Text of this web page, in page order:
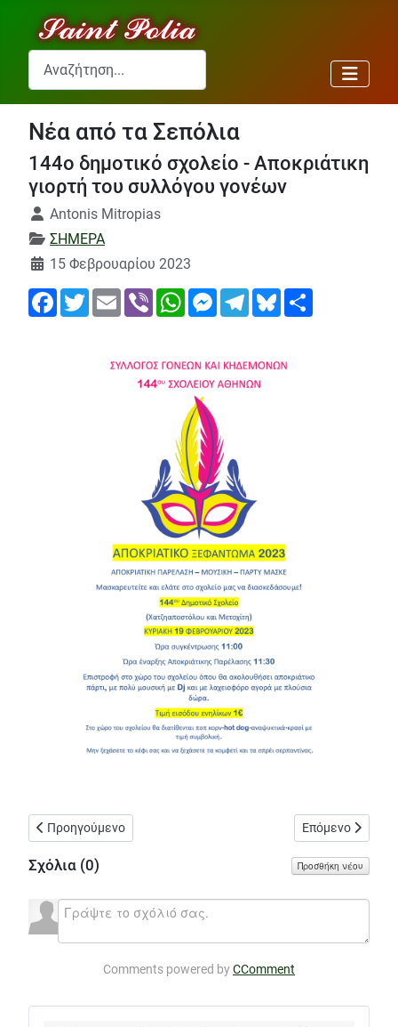
Αναζήτηση...
Νέα από τα Σεπόλια
144ο δημοτικό σχολείο - Αποκριάτικη
γιορτή του συλλόγου γονέων
Λεπτομέρειες
Antonis Mitropias
ΣΗΜΕΡΑ
15 Φεβρουαρίου 2023
FacebookTwitterEmail Viber WhatsAppMessengerTelegramBluesky
Προηγούμενο άρθρο: 50ο γυμνάσιο - Παρέμβαση της Ένωσης
Προηγούμενο Επόμενο άρθρο:
Επόμενο
Σχόλια (0) Προσθήκη νέου
Comments powered byCComment